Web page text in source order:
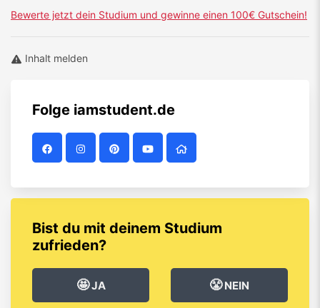
Bewerte jetzt dein Studium und gewinne einen 100€ Gutschein!
Inhalt melden
Folge iamstudent.de
Bist du mit deinem Studium
zufrieden?
🤩JA 😤NEIN